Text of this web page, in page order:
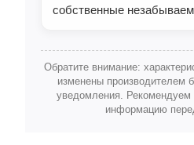
собственные
Обратите внимание:
изменены производителем
уведомления. Рекомендуем
информацию